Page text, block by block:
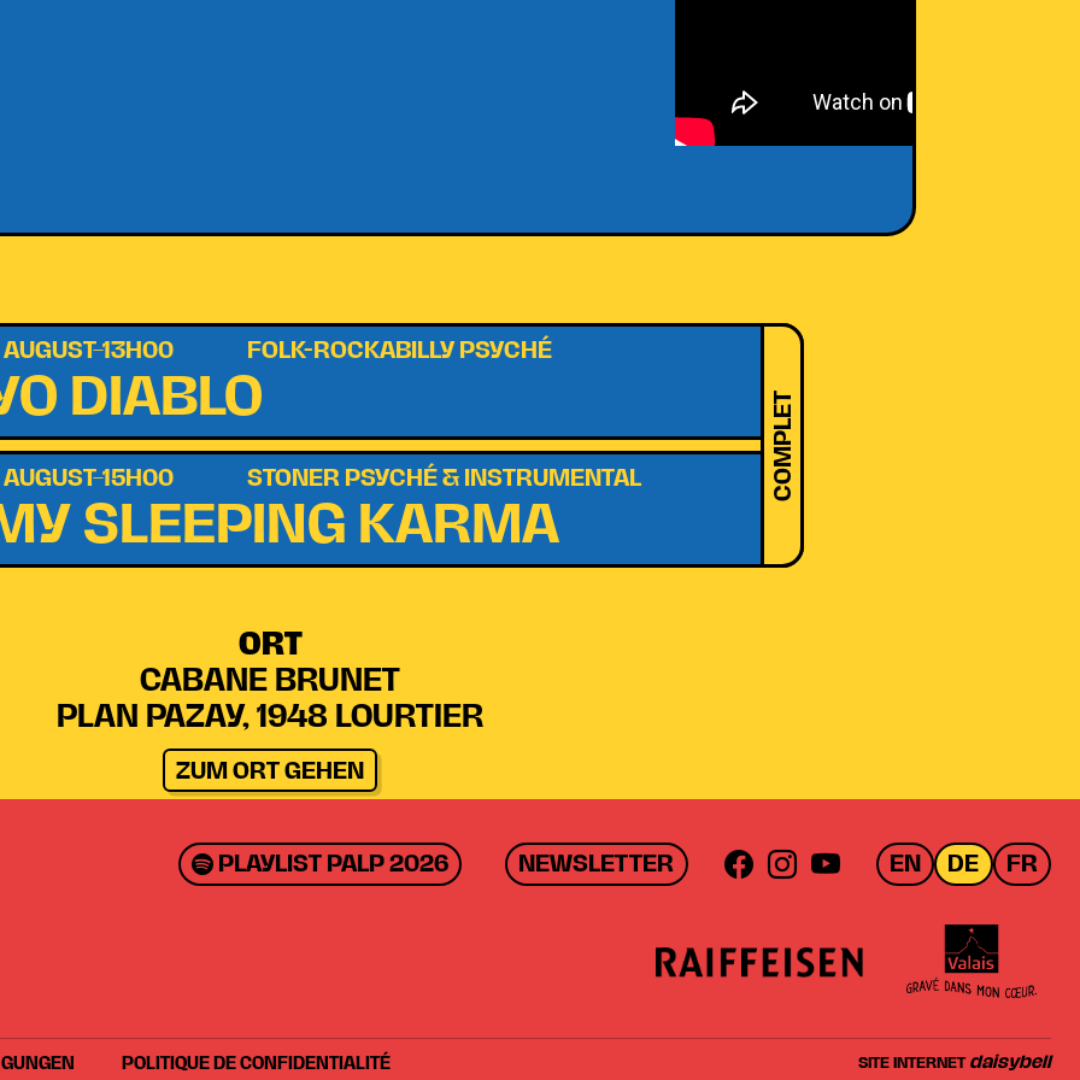
FOLK-ROCKABILLY PSYCHÉ
DIABLO
STONER PSYCHÉ & INSTRUMENTAL
SLEEPING KARMA
COMPLET
ORT
CABANE BRUNET
PLAN PAZAY, 1948 LOURTIER
ZUM ORT GEHEN
PLAYLIST PALP 2026 NEWSLETTER EN DE FR
POLITIQUE DE CONFIDENTIALITÉ SITE INTERNETdaisybell